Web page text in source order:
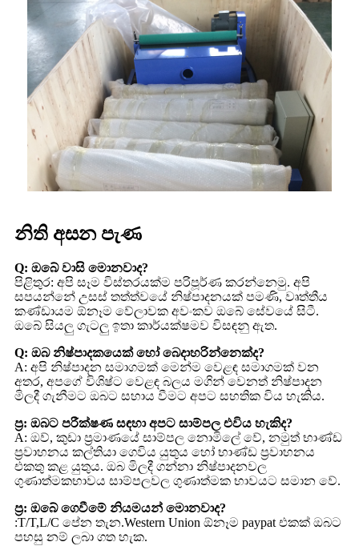
නිති අසන පැණ
Q: ඔබේ වාසි මොනවාද?
පිළිතුර: අපි සෑම විස්තරයක්ම පරිපූර්ණ කරන්නෙමු. අපි
සපයන්නේ උසස් තත්ත්වයේ නිෂ්පාදනයක් පමණි, වෘත්තීය
කණ්ඩායම ඕනෑම වේලාවක අවංකව ඔබේ සේවයේ සිටී.
ඔබේ සියලු ගැටලු ඉතා කාර්යක්ෂමව විසඳනු ඇත.
Q: ඔබ නිෂ්පාදකයෙක් හෝ බෙදාහරින්නෙක්ද?
A: අපි නිෂ්පාදන සමාගමක් මෙන්ම වෙළඳ සමාගමක් වන
අතර, අපගේ විශිෂ්ට වෙළඳ බලය මගින් වෙනත් නිෂ්පාදන
මිලදී ගැනීමට ඔබට සහාය වීමට අපට සහතික විය හැකිය.
ප්‍ර: ඔබට පරීක්ෂණ සඳහා අපට සාම්පල එවිය හැකිද?
A: ඔව්, කුඩා ප්‍රමාණයේ සාම්පල නොමිලේ වේ, නමුත් භාණ්ඩ
ප්‍රවාහනය කල්තියා ගෙවිය යුතුය හෝ භාණ්ඩ ප්‍රවාහනය
එකතු කළ යුතුය. ඔබ මිලදී ගන්නා නිෂ්පාදනවල
ගුණාත්මකභාවය සාම්පලවල ගුණාත්මක භාවයට සමාන වේ.
ප්‍ර: ඔබේ ගෙවීමේ නියමයන් මොනවාද?
:T/T,L/C පේන තැන.Western Union ඕනෑම paypat එකක් ඔබට
පහසු නම් ලබා ගත හැක.